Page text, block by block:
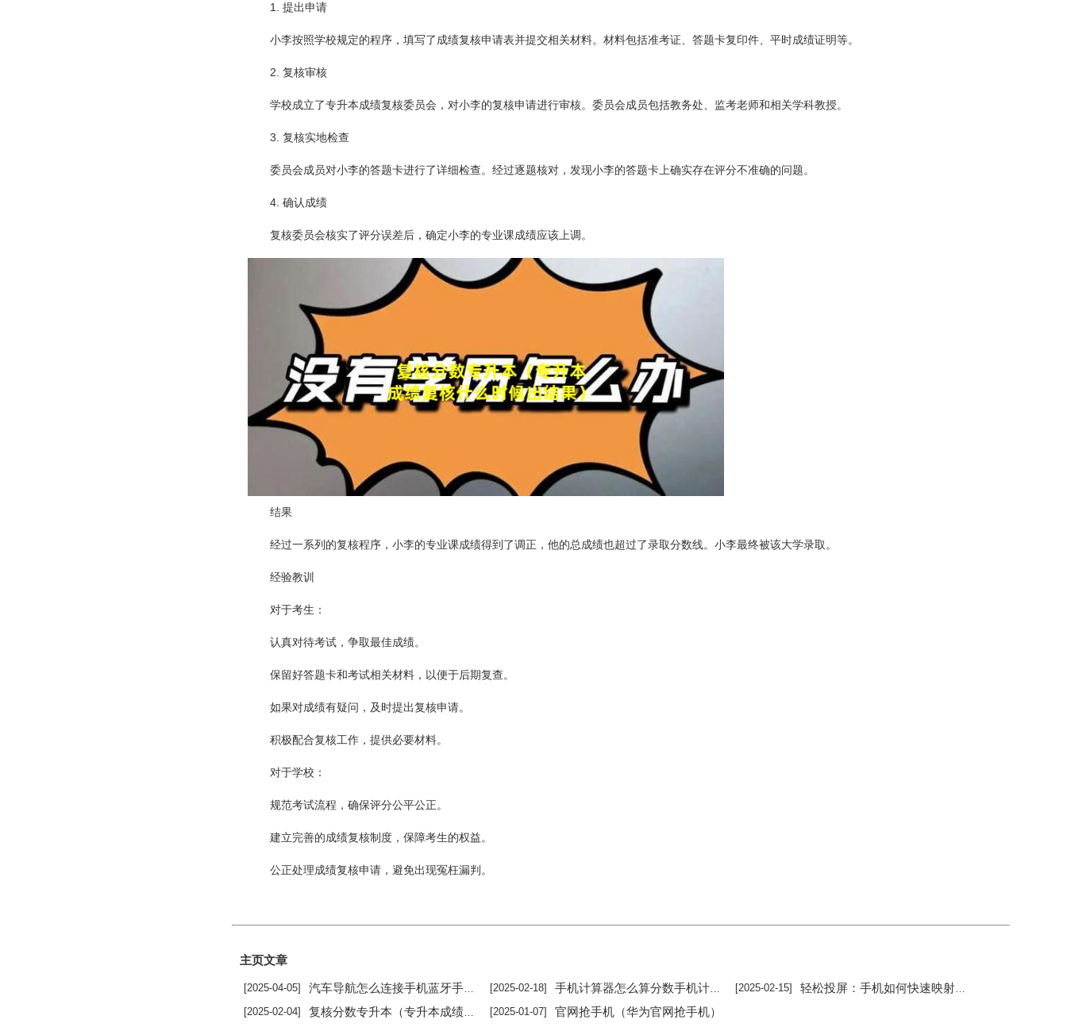
1. 提出申请
小李按照学校规定的程序，填写了成绩复核申请表并提交相关材料。材料包括准考证、答题卡复印件、平时成绩证明等。
2. 复核审核
学校成立了专升本成绩复核委员会，对小李的复核申请进行审核。委员会成员包括教务处、监考老师和相关学科教授。
3. 复核实地检查
委员会成员对小李的答题卡进行了详细检查。经过逐题核对，发现小李的答题卡上确实存在评分不准确的问题。
4. 确认成绩
复核委员会核实了评分误差后，确定小李的专业课成绩应该上调。
结果
经过一系列的复核程序，小李的专业课成绩得到了调正，他的总成绩也超过了录取分数线。小李最终被该大学录取。
经验教训
对于考生：
认真对待考试，争取最佳成绩。
保留好答题卡和考试相关材料，以便于后期复查。
如果对成绩有疑问，及时提出复核申请。
积极配合复核工作，提供必要材料。
对于学校：
规范考试流程，确保评分公平公正。
建立完善的成绩复核制度，保障考生的权益。
公正处理成绩复核申请，避免出现冤枉漏判。
主页文章
[2025-04-05] 汽车导航怎么连接手机蓝牙手机蓝牙与车载蓝牙如何配对「汽车导航怎么连接手机蓝牙」 [2025-02-18] 手机计算器怎么算分数手机计算器怎么算百分比「手机计算器怎么算分数」 [2025-02-15] 轻松投屏：手机如何快速映射到电脑上？步骤大揭秘！手机如何投屏到电脑上「轻松投屏：手机如何快速映射到电脑上？步骤大揭秘！」
[2025-02-04] 复核分数专升本（专升本成绩复核什么时候出结果） [2025-01-07] 官网抢手机（华为官网抢手机）